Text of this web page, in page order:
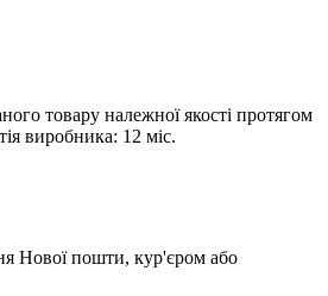
товару належної якості протягом
виробника: 12 міс.
Нової пошти, кур'єром або